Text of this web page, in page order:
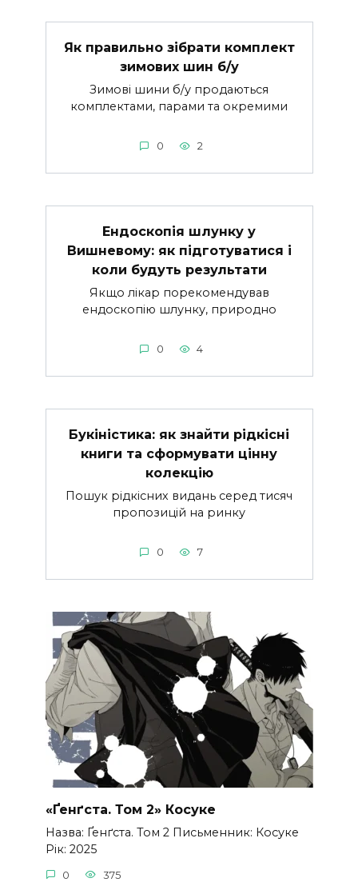
Як правильно зібрати комплект
зимових шин б/у
Зимові шини б/у продаються
комплектами, парами та окремими
0 2
Ендоскопія шлунку у
Вишневому: як підготуватися і
коли будуть результати
Якщо лікар порекомендував
ендоскопію шлунку, природно
0 4
Букіністика: як знайти рідкісні
книги та сформувати цінну
колекцію
Пошук рідкісних видань серед тисяч
пропозицій на ринку
0 7
«Ґенґста. Том 2» Косуке
Назва: Ґенґста. Том 2 Письменник: Косуке
Рік: 2025
0 375